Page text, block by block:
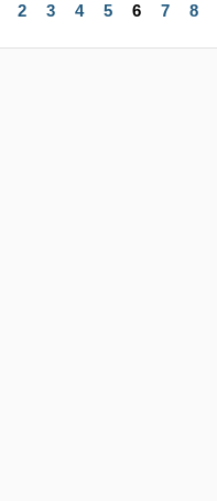
2 3 4 5 6 7 8